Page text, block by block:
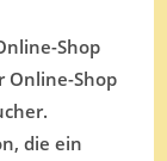
Shop
Online-Shop
die ein